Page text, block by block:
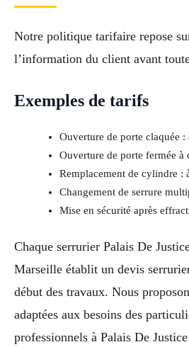
Notre politique tarifaire repose
l’information du client avant
Exemples de tarifs
Ouverture de porte claquée
Ouverture de porte fermée à
Remplacement de cylindre :
Changement de serrure
Mise en sécurité après
Chaque serrurier Palais De
Marseille établit un devis
début des travaux. Nous
adaptées aux besoins des
professionnels à Palais De